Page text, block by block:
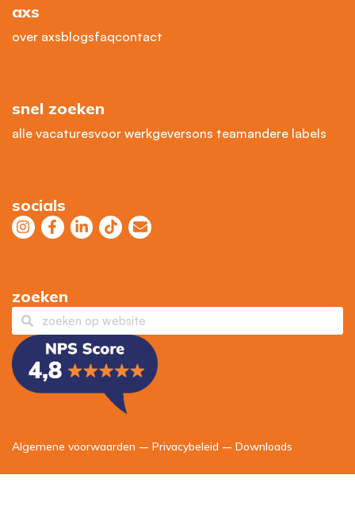
axs
over axsblogsfaqcontact
snel zoeken
alle vacaturesvoor werkgeversons teamandere labels
socials
zoeken
Algemene voorwaarden – Privacybeleid – Downloads